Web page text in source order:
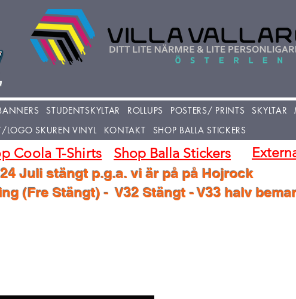
STUDENTSKYLTAR ROLLUPS POSTERS/ PRINTS SKYLTAR
LOGO SKUREN VINYL
KONTAKT SHOP BALLA STICKERS
Coola T-Shirts Shop Balla Stickers
Juli stängt p.g.a. vi är på på Hojrock
(Fre Stängt) - V32 Stängt - V33 halv